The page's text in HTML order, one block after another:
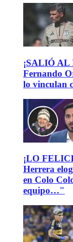
¡SALIÓ AL
Fernando
lo vinculan
¡LO
Herrera
en Colo
equipo…"